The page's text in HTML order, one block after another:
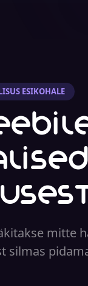
ESIKOHALE
mitte
silmas